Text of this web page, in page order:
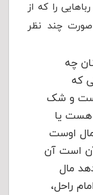
را که از
صورت چند نظر
چه
که
و شک
هست یا
مال اوست
است آن
مال
راحل،